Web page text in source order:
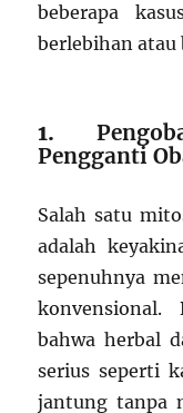
beberapa
berlebihan atau
1.
Pengganti
Salah satu
adalah
sepenuhnya
konvensional.
bahwa herbal
serius seperti
jantung tanpa